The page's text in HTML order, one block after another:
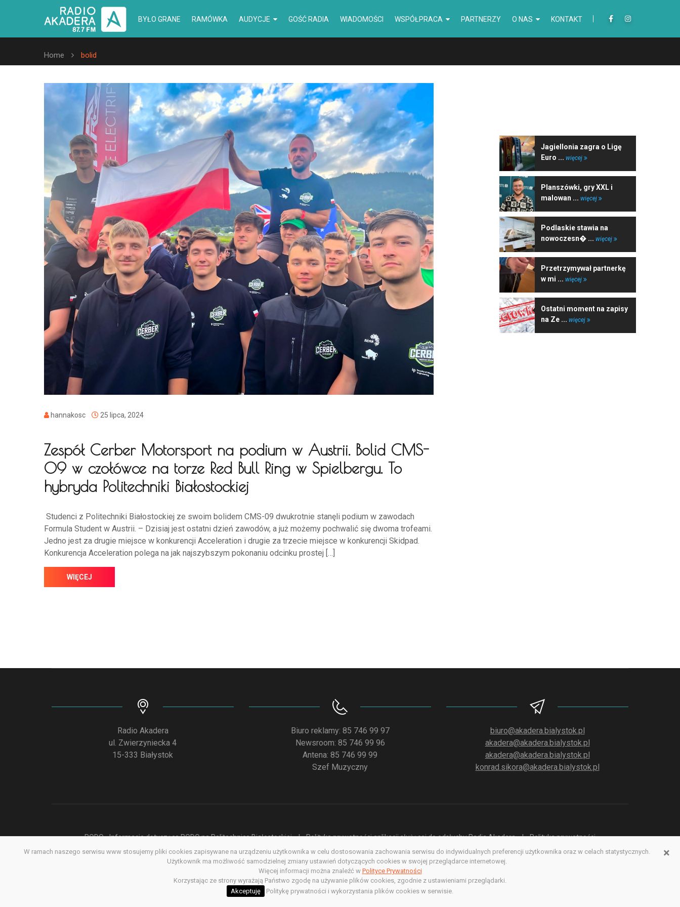
BYŁO GRANE RAMÓWKA AUDYCJE GOŚĆ RADIA WIADOMOŚCI WSPÓŁPRACA PARTNERZY O NAS KONTAKT
Home bolid
hannakosc 25 lipca, 2024
Zespół Cerber Motorsport na podium w Austrii. Bolid CMS-
09 w czołówce na torze Red Bull Ring w Spielbergu. To
hybryda Politechniki Białostockiej
Studenci z Politechniki Białostockiej ze swoim bolidem CMS-09 dwukrotnie stanęli podium w zawodach
Formula Student w Austrii. – Dzisiaj jest ostatni dzień zawodów, a już możemy pochwalić się dwoma trofeami.
Jedno jest za drugie miejsce w konkurencji Acceleration i drugie za trzecie miejsce w konkurencji Skidpad.
Konkurencja Acceleration polega na jak najszybszym pokonaniu odcinku prostej […]
WIĘCEJ
Jagiellonia zagra o Ligę
Euro ... więcej
Planszówki, gry XXL i
malowan ... więcej
Podlaskie stawia na
nowoczesn� ... więcej
Przetrzymywał partnerkę
w mi ... więcej
Ostatni moment na zapisy
na Ze ... więcej
Radio Akadera
ul. Zwierzyniecka 4
15-333 Białystok
Biuro reklamy: 85 746 99 97
Newsroom: 85 746 99 96
Antena: 85 746 99 99
Szef Muzyczny
biuro@akadera.bialystok.pl
akadera@akadera.bialystok.pl
akadera@akadera.bialystok.pl
konrad.sikora@akadera.bialystok.pl
RODO - Informacje dotyczące RODO na Politechnice Białostockiej Polityka prywatności aplikacji służącej do odsłuchu Radia Akadera
Polityka prywatności
Deklaracja dostępności
Redakcja serwisu www Poprzednia wersja serwisu www
Copyright @ 2022. All rights Reserved
×
W ramach naszego serwisu www stosujemy pliki cookies zapisywane na urządzeniu użytkownika w celu dostosowania zachowania serwisu do indywidualnych preferencji użytkownika oraz w celach statystycznych.
Użytkownik ma możliwość samodzielnej zmiany ustawień dotyczących cookies w swojej przeglądarce internetowej.
Więcej informacji można znaleźć w Polityce Prywatności
Korzystając ze strony wyrażają Państwo zgodę na używanie plików cookies, zgodnie z ustawieniami przeglądarki.
Akceptuję
Politykę prywatności i wykorzystania plików cookies w serwisie.